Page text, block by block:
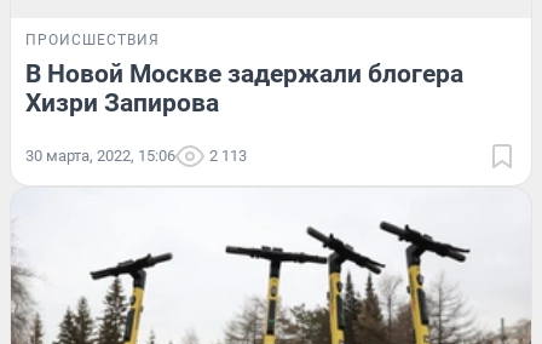
ПРОИСШЕСТВИЯ
В Новой Москве задержали блогера
Хизри Запирова
30 марта, 2022, 15:06 2 113